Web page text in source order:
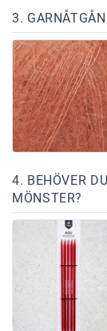
3.
4. BEHÖVER
MÖNSTER?